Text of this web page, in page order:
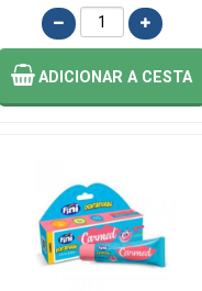
ADICIONARA CESTA